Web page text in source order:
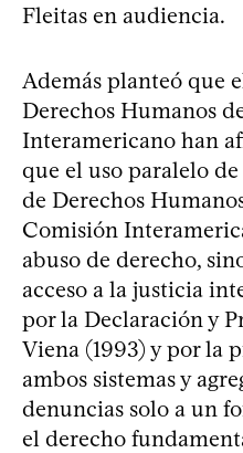
Fleitas en audiencia.
Además planteó que
Derechos Humanos
Interamericano han
que el uso paralelo
de Derechos
Comisión
abuso de derecho,
acceso a la justicia
por la Declaración y
Viena (1993) y por la
ambos sistemas y
denuncias solo a un
el derecho